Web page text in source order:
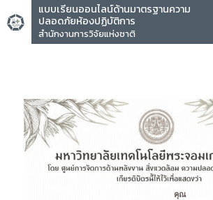
แบบเรียนออนไลน์ด้านมาตรฐานความ
ปลอดภัยห้องปฏิบัติการ
สำนักงานการวิจัยแห่งชาติ
คุณ